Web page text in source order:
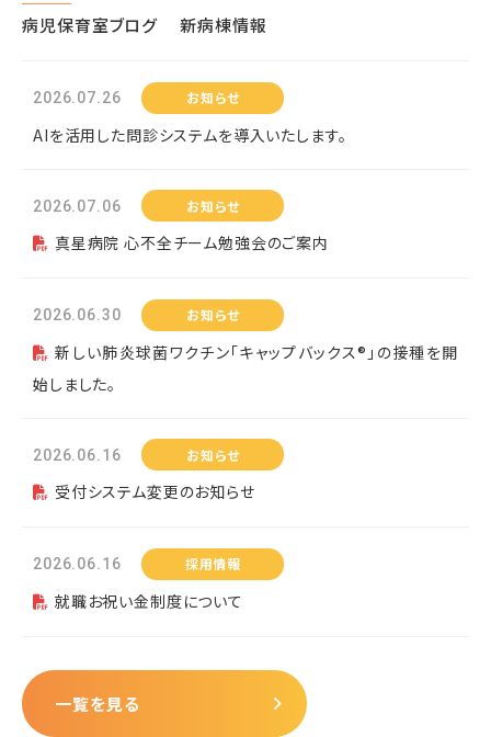
病児保育室ブログ
新病棟情報
2026.07.26 お知らせ
AIを活用した問診システムを導入いたします。
2026.07.06 お知らせ
真星病院 心不全チーム勉強会のご案内
2026.06.30 お知らせ
新しい肺炎球菌ワクチン「キャップバックス®」の接種を開
始しました。
2026.06.16 お知らせ
受付システム変更のお知らせ
2026.06.16 採用情報
就職お祝い金制度について
一覧を見る